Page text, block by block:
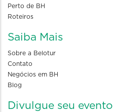
Perto de BH
Roteiros
Saiba Mais
Sobre a Belotur
Contato
Negócios em BH
Blog
Divulgue seu evento